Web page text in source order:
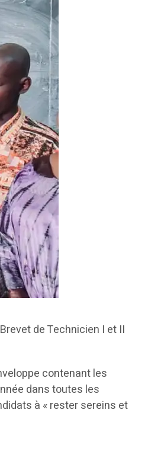
de Technicien I et II
contenant les
dans toutes les
à « rester sereins et